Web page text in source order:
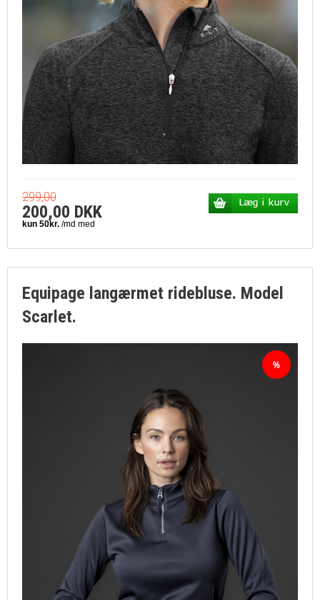
299,00
200,00 DKK
Equipage langærmet ridebluse. Model
Scarlet.